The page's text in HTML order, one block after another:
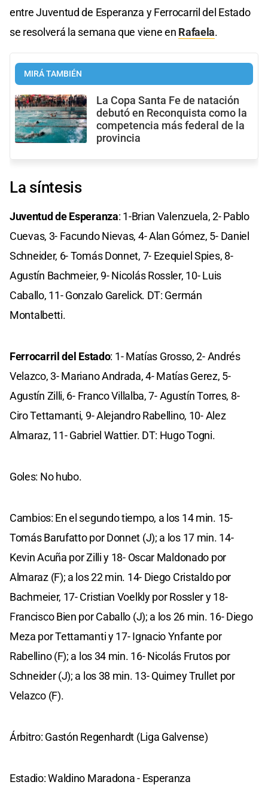
entre Juventud de Esperanza y Ferrocarril del Estado
se resolverá la semana que viene en Rafaela.
MIRÁ TAMBIÉN
La Copa Santa Fe de natación
debutó en Reconquista como la
competencia más federal de la
provincia
La síntesis
Juventud de Esperanza: 1-Brian Valenzuela, 2- Pablo
Cuevas, 3- Facundo Nievas, 4- Alan Gómez, 5- Daniel
Schneider, 6- Tomás Donnet, 7- Ezequiel Spies, 8-
Agustín Bachmeier, 9- Nicolás Rossler, 10- Luis
Caballo, 11- Gonzalo Garelick. DT: Germán
Montalbetti.
Ferrocarril del Estado: 1- Matías Grosso, 2- Andrés
Velazco, 3- Mariano Andrada, 4- Matías Gerez, 5-
Agustín Zilli, 6- Franco Villalba, 7- Agustín Torres, 8-
Ciro Tettamanti, 9- Alejandro Rabellino, 10- Alez
Almaraz, 11- Gabriel Wattier. DT: Hugo Togni.
Goles: No hubo.
Cambios: En el segundo tiempo, a los 14 min. 15-
Tomás Barufatto por Donnet (J); a los 17 min. 14-
Kevin Acuña por Zilli y 18- Oscar Maldonado por
Almaraz (F); a los 22 min. 14- Diego Cristaldo por
Bachmeier, 17- Cristian Voelkly por Rossler y 18-
Francisco Bien por Caballo (J); a los 26 min. 16- Diego
Meza por Tettamanti y 17- Ignacio Ynfante por
Rabellino (F); a los 34 min. 16- Nicolás Frutos por
Schneider (J); a los 38 min. 13- Quimey Trullet por
Velazco (F).
Árbitro: Gastón Regenhardt (Liga Galvense)
Estadio: Waldino Maradona - Esperanza